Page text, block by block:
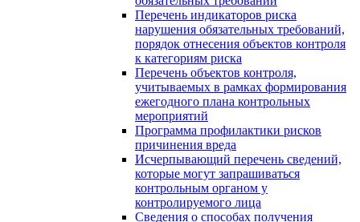
Перечень индикаторов риска
нарушения обязательных требований,
порядок отнесения объектов контроля
к категориям риска
Перечень объектов контроля,
учитываемых в рамках формирования
ежегодного плана контрольных
мероприятий
Программа профилактики рисков
причинения вреда
Исчерпывающий перечень сведений,
которые могут запрашиваться
контрольным органом у
контролируемого лица
Сведения о способах получения